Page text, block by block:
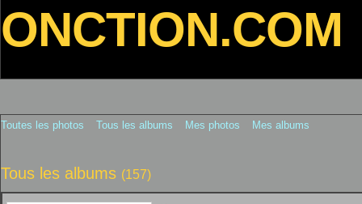
ONCTION.COM
Toutes les photos Tous les albums Mes photos Mes albums
Tous les albums (157)